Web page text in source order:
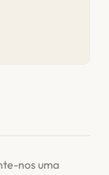
nos uma